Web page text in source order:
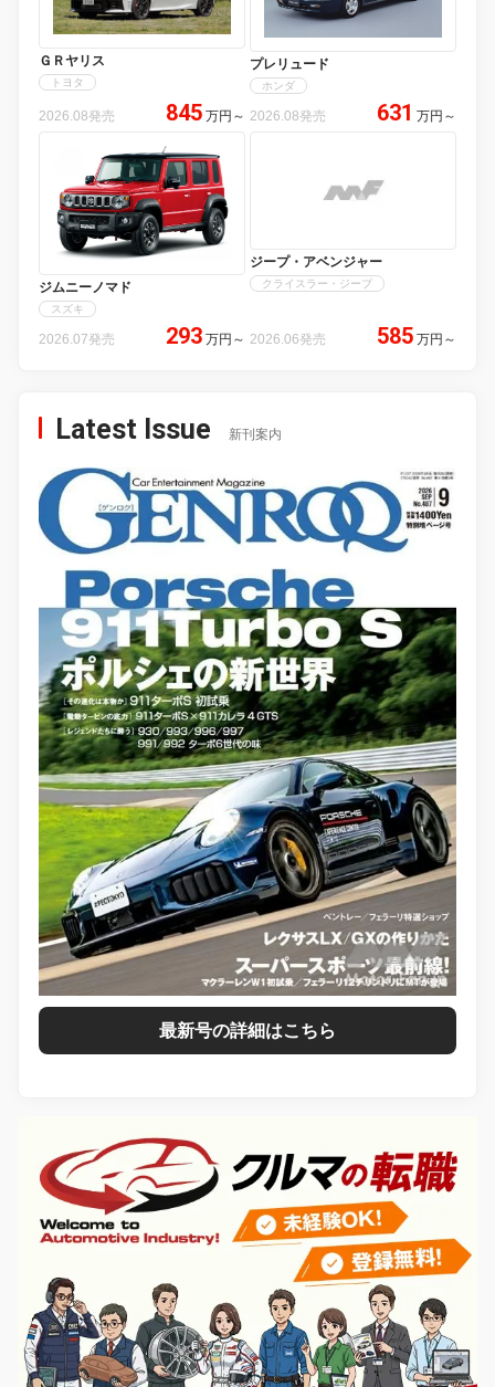
ＧＲヤリス
トヨタ
2026.08発売 845 万円 ～
プレリュード
ホンダ
2026.08発売 631 万円 ～
ジムニーノマド
スズキ
2026.07発売 293 万円 ～
ジープ・アベンジャー
クライスラー・ジープ
2026.06発売 585 万円 ～
Latest Issue 新刊案内
最新号の詳細はこちら